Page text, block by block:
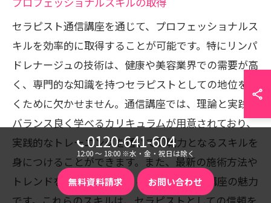
セラピスト通信講座を通じて、プロフェッショナルス
キルを効率的に取得することが可能です。特にリンパ
ドレナージュの技術は、健康や美容業界での需要が高
く、専門的な知識を持つセラピストとしての地位を築
くために欠かせません。通信講座では、理論と実践を
バランス良く学べるカリキュラムが用意されており、
実践的なトレーニングを通じて即戦力となるスキルを
身につけることができます。また、最新の施術方法や
トレンドを学ぶことができることも、通信講座の魅力
0120-641-604
12:00 〜 18:00 ※水・金・祝日は除く
無料資料請求 お問い合わせ